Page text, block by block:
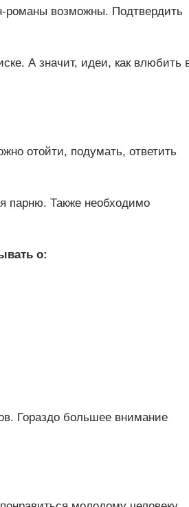
романы возможны. Подтвердить
А значит, идеи, как влюбить
отойти, подумать, ответить
парню. Также необходимо
о:
Гораздо большее внимание